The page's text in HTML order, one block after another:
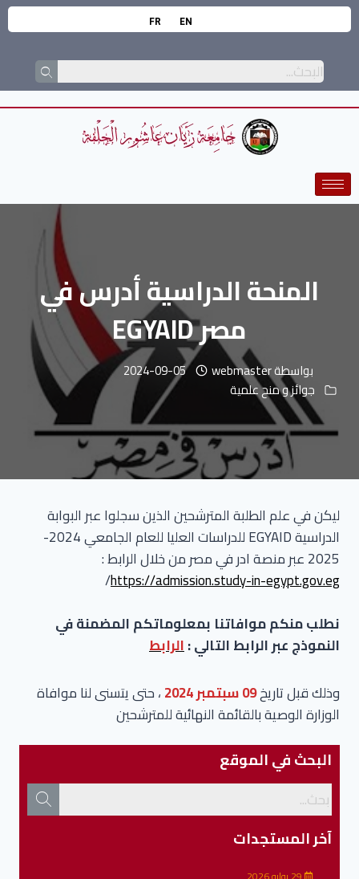
EN
FR
المنحة الدراسية أدرس في
مصر EGYAID
بواسطةwebmaster
2024-09-05
جوائز و منح علمية
ليكن في علم الطلبة المترشحين الذين سجلوا عبر البوابة
الدراسية EGYAID للدراسات العليا للعام الجامعي 2024-
2025 عبر منصة ادر في مصر من خلال الرابط :
https://admission.study-in-egypt.gov.eg
/
نطلب منكم موافاتنا بمعلوماتكم المضمنة في
النموذج عبر الرابط التالي :الرابط
وذلك قبل تاريخ09 سبتمبر 2024
، حتى يتسنى لنا موافاة
الوزارة الوصية بالقائمة النهائية للمترشحين
البحث في الموقع
آخر المستجدات